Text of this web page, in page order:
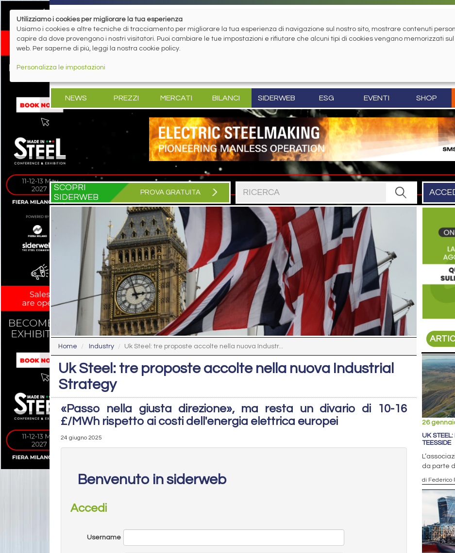
NEWS PREZZI MERCATI BILANCI SIDERWEB ESG EVENTI SHOP
SCOPRI
SIDERWEB
PROVA GRATUITA
Home Industry Uk Steel: tre proposte accolte nella nuova Industr...
Uk Steel: tre proposte accolte nella nuova Industrial
Strategy
«Passo nella giusta direzione», ma resta un divario di 10-16
£/MWh rispetto ai costi dell'energia elettrica europei
24 giugno 2025
Benvenuto in siderweb
Accedi
Username
26
UK STEEL:
TEESSIDE
da parte
di Federico
Utilizziamo i cookies per migliorare la tua esperienza
Usiamo i cookies e altre tecniche di tracciamento per migliorare la tua esperienza di navigazione sul nostro sito, mostrare contenuti
capire da dove provengono i nostri visitatori. Puoi cambiare le tue impostazioni e rifiutare che alcuni tipi di cookies vengano memorizzati
web. Per saperne di più, leggi la nostra cookie policy.
Personalizza le impostazioni